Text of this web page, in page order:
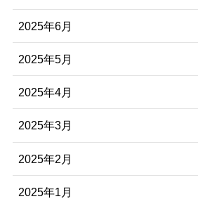
2025年6月
2025年5月
2025年4月
2025年3月
2025年2月
2025年1月